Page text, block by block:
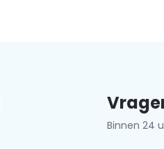
Binnen 24